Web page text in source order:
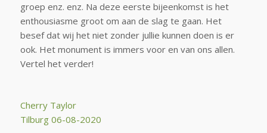
groep enz. enz. Na deze eerste bijeenkomst is het
enthousiasme groot om aan de slag te gaan. Het
besef dat wij het niet zonder jullie kunnen doen is er
ook. Het monument is immers voor en van ons allen.
Vertel het verder!
Cherry Taylor
Tilburg 06-08-2020